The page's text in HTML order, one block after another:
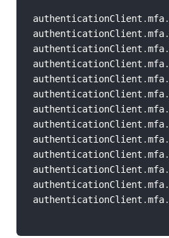
authenticationClient .mfa.
authenticationClient .mfa.
authenticationClient .mfa.
authenticationClient .mfa.
authenticationClient .mfa.
authenticationClient .mfa.
authenticationClient .mfa.
authenticationClient .mfa.
authenticationClient .mfa.
authenticationClient .mfa.
authenticationClient .mfa.
authenticationClient .mfa.
authenticationClient .mfa.